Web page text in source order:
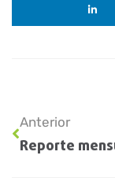
Anterior